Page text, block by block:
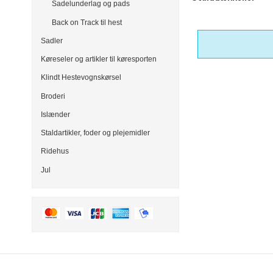
Sadelunderlag og pads
Back on Track til hest
Sadler
Køreseler og artikler til køresporten
Klindt Hestevognskørsel
Broderi
Islænder
Staldartikler, foder og plejemidler
Ridehus
Jul